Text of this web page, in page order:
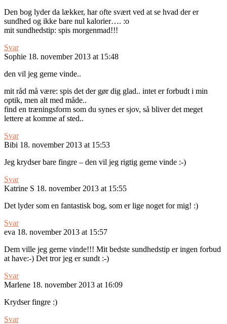
Den bog lyder da lækker, har ofte svært ved at se hvad der er
sundhed og ikke bare nul kalorier…. :o
mit sundhedstip: spis morgenmad!!!
Svar
Sophie 18. november 2013 at 15:48
den vil jeg gerne vinde..
mit råd må være: spis det der gør dig glad.. intet er forbudt i min
optik, men alt med måde..
find en træningsform som du synes er sjov, så bliver det meget
lettere at komme af sted..
Svar
Bibi 18. november 2013 at 15:53
Jeg krydser bare fingre – den vil jeg rigtig gerne vinde :-)
Svar
Katrine S 18. november 2013 at 15:55
Det lyder som en fantastisk bog, som er lige noget for mig! :)
Svar
eva 18. november 2013 at 15:57
Dem ville jeg gerne vinde!!! Mit bedste sundhedstip er ingen forbud
at have:-) Det tror jeg er sundt :-)
Svar
Marlene 18. november 2013 at 16:09
Krydser fingre :)
Svar